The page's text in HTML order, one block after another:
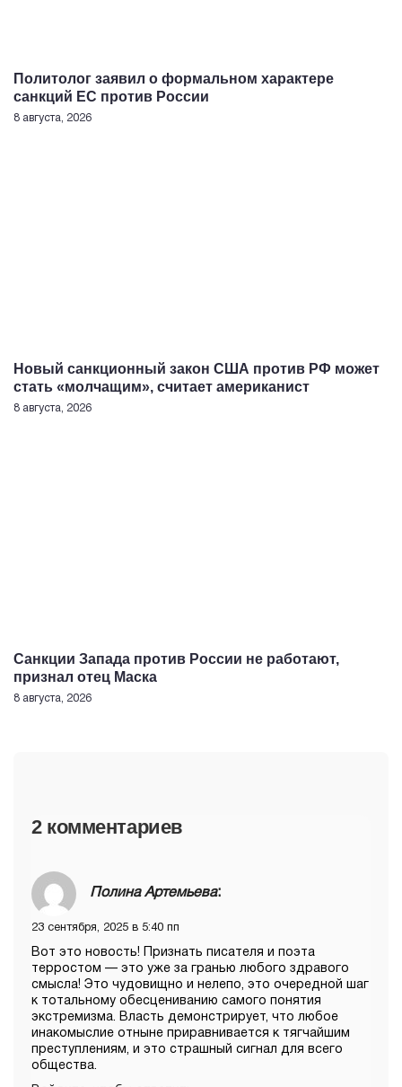
Политолог заявил о формальном характере
санкций ЕС против России
8 августа, 2026
Новый санкционный закон США против РФ может
стать «молчащим», считает американист
8 августа, 2026
Санкции Запада против России не работают,
признал отец Маска
8 августа, 2026
2 комментариев
Полина Артемьева:
23 сентября, 2025 в 5:40 пп
Вот это новость! Признать писателя и поэта
терростом — это уже за гранью любого здравого
смысла! Это чудовищно и нелепо, это очередной шаг
к тотальному обесцениванию самого понятия
экстремизма. Власть демонстрирует, что любое
инакомыслие отныне приравнивается к тягчайшим
преступлениям, и это страшный сигнал для всего
общества.